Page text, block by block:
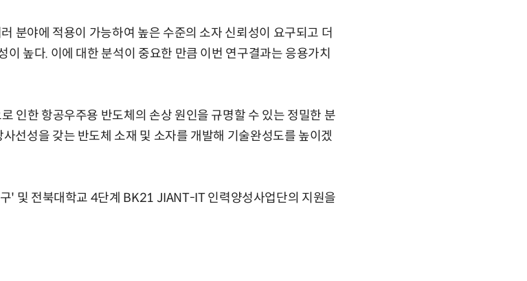
분야에 적용이 가능하여 높은 수준의 소자 신뢰성이 요구되고 더
높다. 이에 대한 분석이 중요한 만큼 이번 연구결과는 응용가치
인한 항공우주용 반도체의 손상 원인을 규명할 수 있는 정밀한 분
선성을 갖는 반도체 소재 및 소자를 개발해 기술완성도를 높이겠
' 및 전북대학교 4단계 BK21 JIANT-IT 인력양성사업단의 지원을